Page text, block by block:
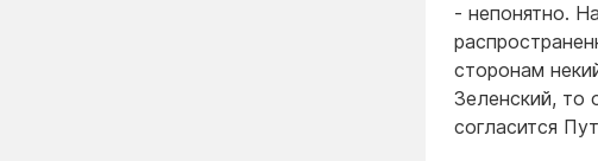
- непонятно.
сторонам
Зеленский, то
согласится